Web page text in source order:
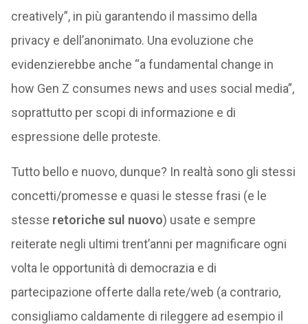
creatively”, in più garantendo il massimo della
privacy e dell’anonimato. Una evoluzione che
evidenzierebbe anche “a fundamental change in
how Gen Z consumes news and uses social media”,
soprattutto per scopi di informazione e di
espressione delle proteste.
Tutto bello e nuovo, dunque? In realtà sono gli stessi
concetti/promesse e quasi le stesse frasi (e le
stesse retoriche sul nuovo) usate e sempre
reiterate negli ultimi trent’anni per magnificare ogni
volta le opportunità di democrazia e di
partecipazione offerte dalla rete/web (a contrario,
consigliamo caldamente di rileggere ad esempio il